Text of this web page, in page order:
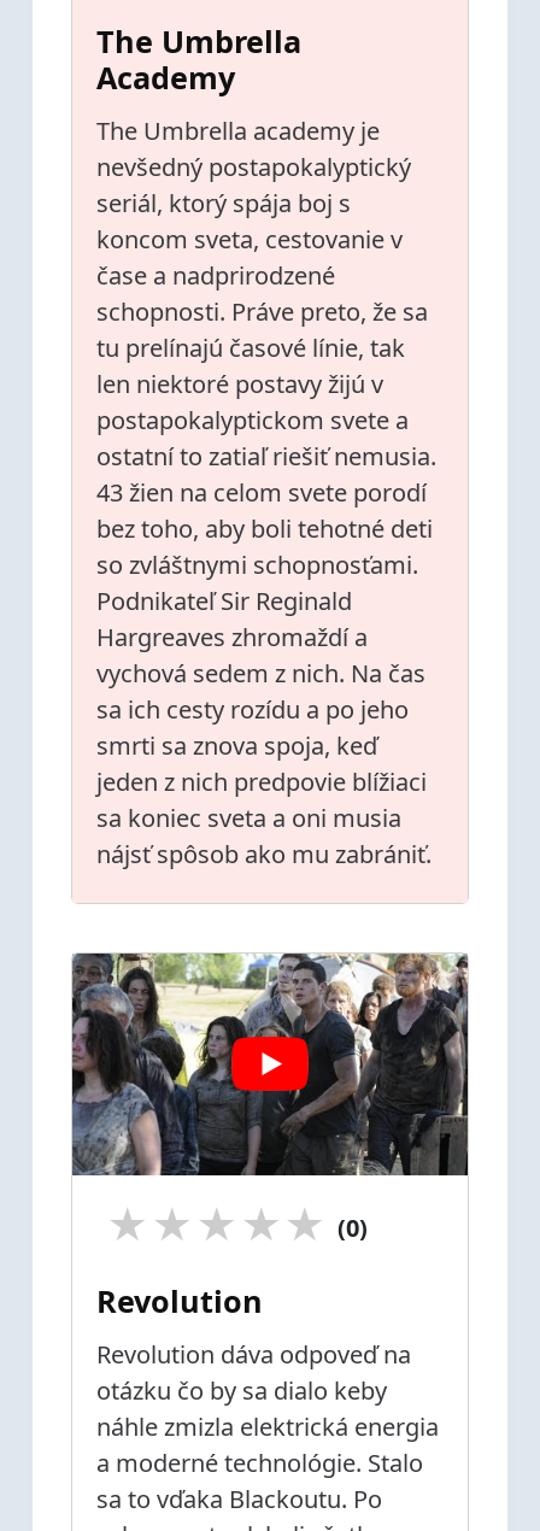
The Umbrella
Academy
The Umbrella academy je
nevšedný postapokalyptický
seriál, ktorý spája boj s
koncom sveta, cestovanie v
čase a nadprirodzené
schopnosti. Práve preto, že sa
tu prelínajú časové línie, tak
len niektoré postavy žijú v
postapokalyptickom svete a
ostatní to zatiaľ riešiť nemusia.
43 žien na celom svete porodí
bez toho, aby boli tehotné deti
so zvláštnymi schopnosťami.
Podnikateľ Sir Reginald
Hargreaves zhromaždí a
vychová sedem z nich. Na čas
sa ich cesty rozídu a po jeho
smrti sa znova spoja, keď
jeden z nich predpovie blížiaci
sa koniec sveta a oni musia
nájsť spôsob ako mu zabrániť.
★
★
★
★
★ (0)
Revolution
Revolution dáva odpoveď na
otázku čo by sa dialo keby
náhle zmizla elektrická energia
a moderné technológie. Stalo
sa to vďaka Blackoutu. Po